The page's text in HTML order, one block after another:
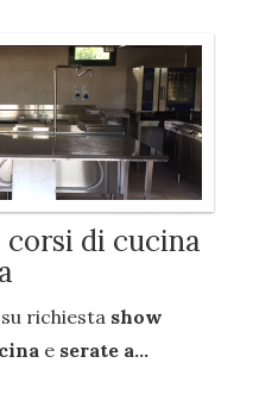
corsi di cucina
richiesta show
e serate a...